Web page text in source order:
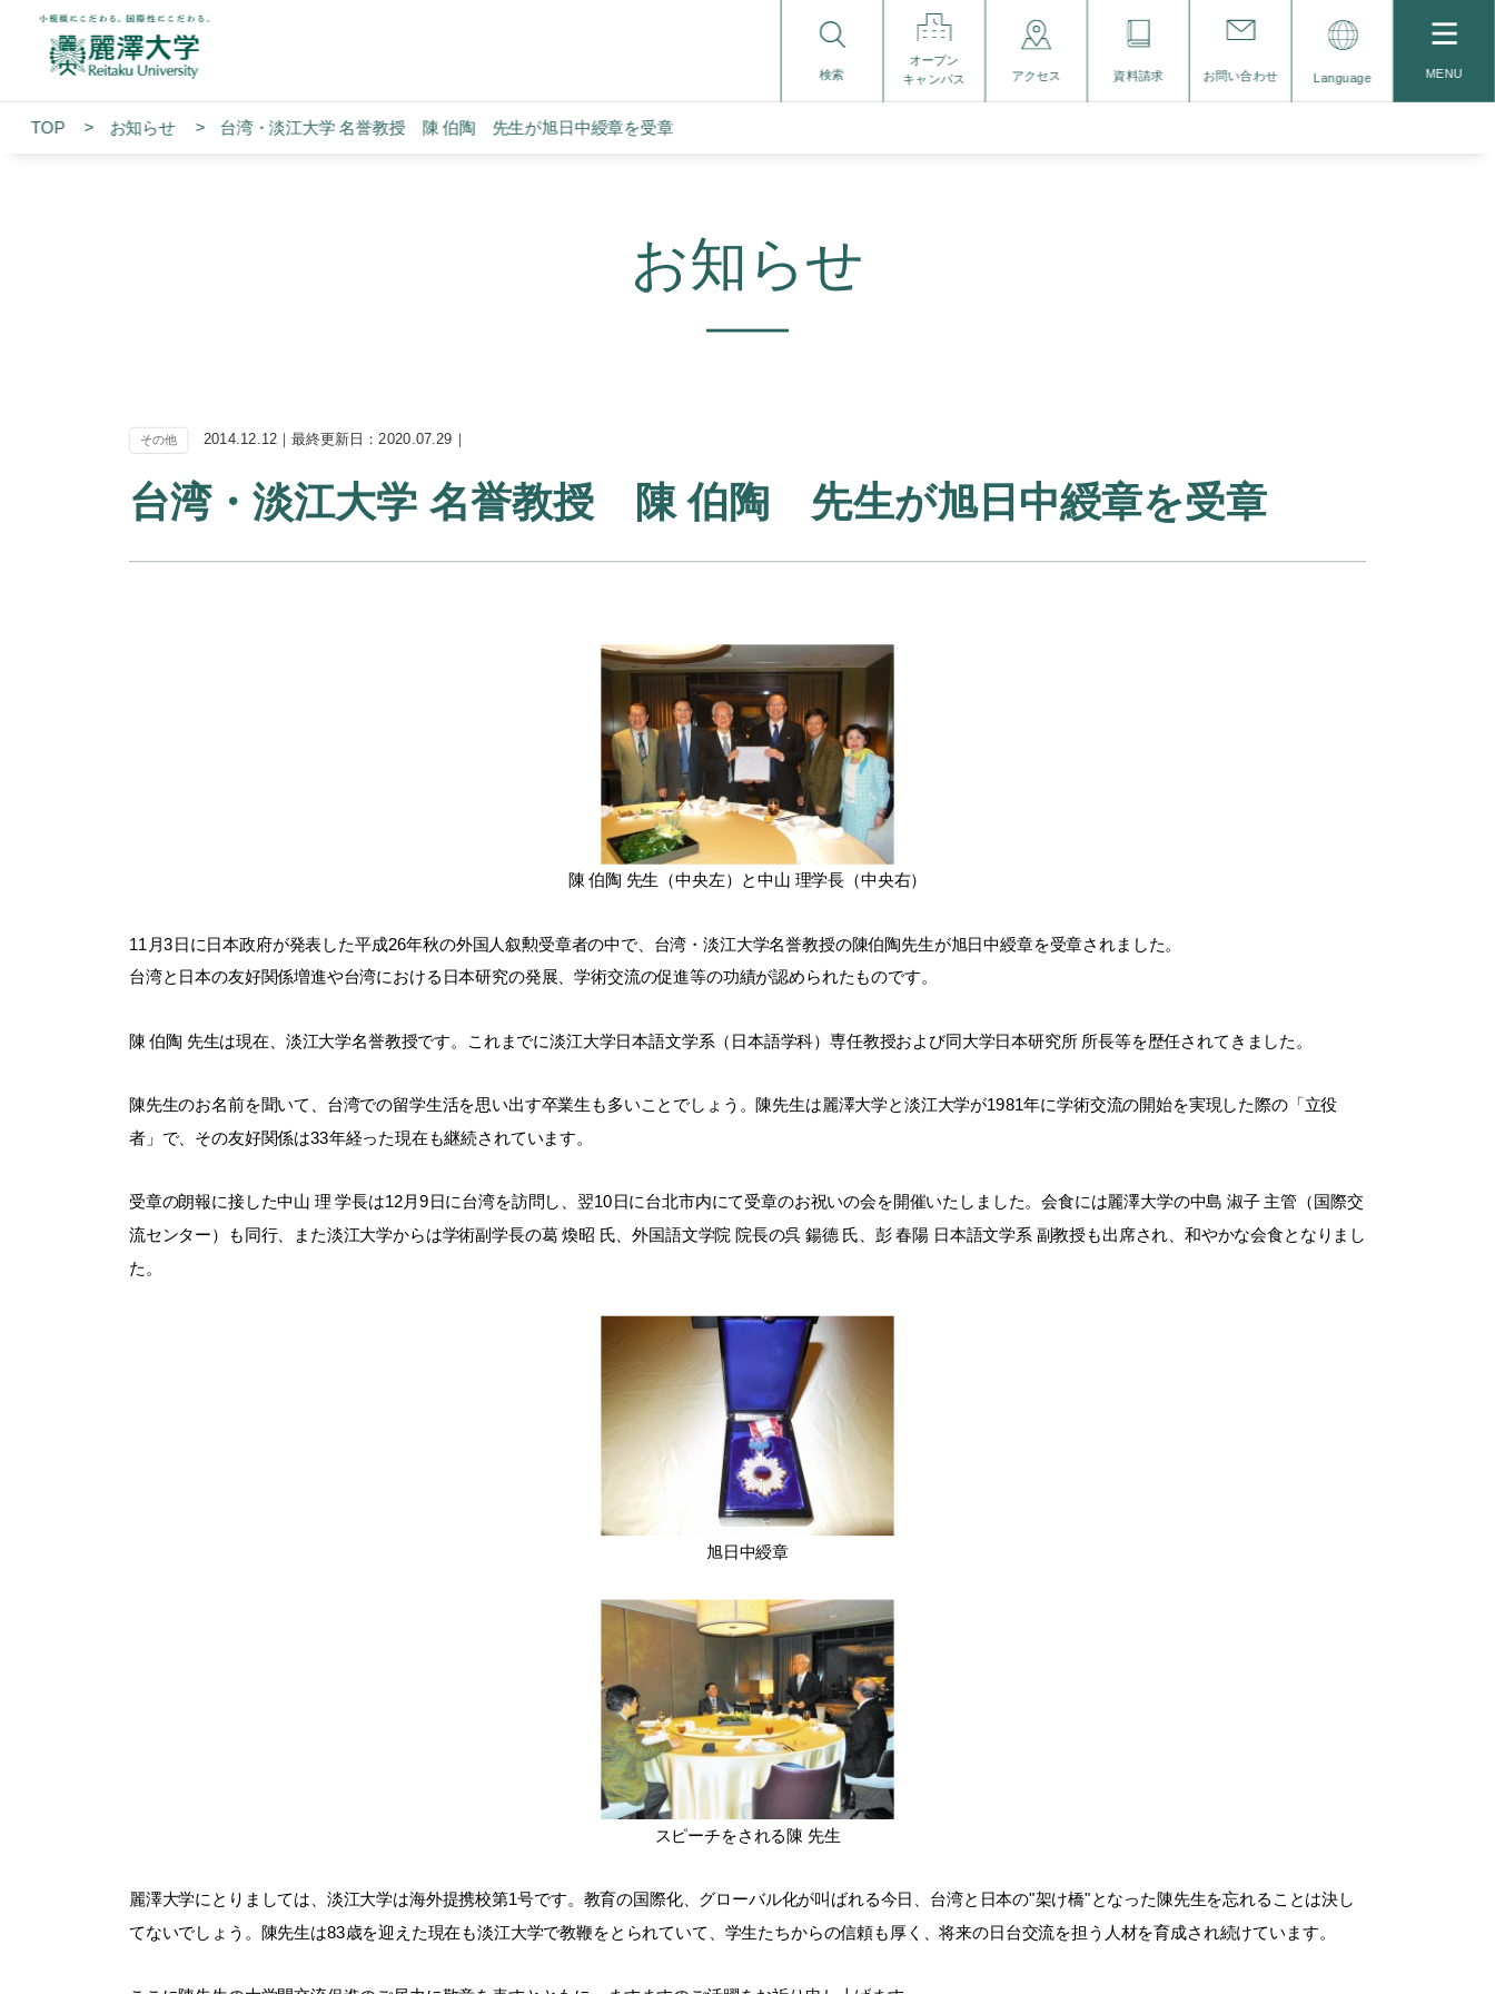
検索
オープン
キャンパス アクセス 資料請求 お問い合わせ Language MENU
TOP お知らせ 台湾・淡江大学 名誉教授 陳 伯陶 先生が旭日中綬章を受章
お知らせ
その他 2014.12.12｜最終更新日：2020.07.29｜
台湾・淡江大学 名誉教授 陳 伯陶 先生が旭日中綬章を受章
陳 伯陶 先生（中央左）と中山 理学長（中央右）
11月3日に日本政府が発表した平成26年秋の外国人叙勲受章者の中で、台湾・淡江大学名誉教授の陳伯陶先生が旭日中綬章を受章されました。
台湾と日本の友好関係増進や台湾における日本研究の発展、学術交流の促進等の功績が認められたものです。
陳 伯陶 先生は現在、淡江大学名誉教授です。これまでに淡江大学日本語文学系（日本語学科）専任教授および同大学日本研究所 所長等を歴任されてきました。
陳先生のお名前を聞いて、台湾での留学生活を思い出す卒業生も多いことでしょう。陳先生は麗澤大学と淡江大学が1981年に学術交流の開始を実現した際の「立役
者」で、その友好関係は33年経った現在も継続されています。
受章の朗報に接した中山 理 学長は12月9日に台湾を訪問し、翌10日に台北市内にて受章のお祝いの会を開催いたしました。会食には麗澤大学の中島 淑子 主管（国際交
流センター）も同行、また淡江大学からは学術副学長の葛 煥昭 氏、外国語文学院 院長の呉 鍚德 氏、彭 春陽 日本語文学系 副教授も出席され、和やかな会食となりまし
た。
旭日中綬章
スピーチをされる陳 先生
麗澤大学にとりましては、淡江大学は海外提携校第1号です。教育の国際化、グローバル化が叫ばれる今日、台湾と日本の"架け橋"となった陳先生を忘れることは決し
てないでしょう。陳先生は83歳を迎えた現在も淡江大学で教鞭をとられていて、学生たちからの信頼も厚く、将来の日台交流を担う人材を育成され続けています。